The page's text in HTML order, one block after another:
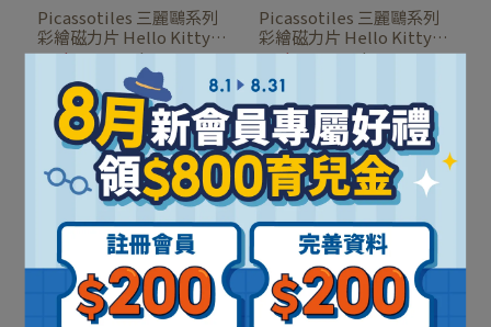
Picassotiles 三麗鷗系列
彩繪磁力片 Hello Kitty
41PCS
NT$1,360NT$1,700
加入購物車
Picassotiles 三麗鷗系列
彩繪磁力片 Hello Kitty
54PCS
NT$1,840NT$2,300